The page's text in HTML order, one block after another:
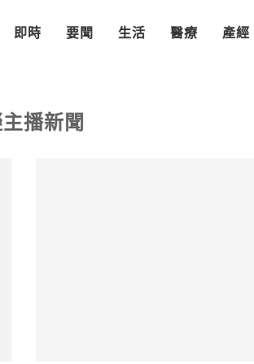
即時 要聞 生活 醫療 產經
播新聞